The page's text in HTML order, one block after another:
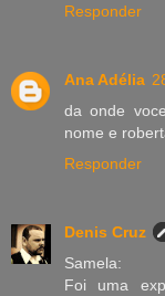
Responder
Ana Adélia
da onde
nome e
Responder
Denis Cruz
Samela:
Foi uma